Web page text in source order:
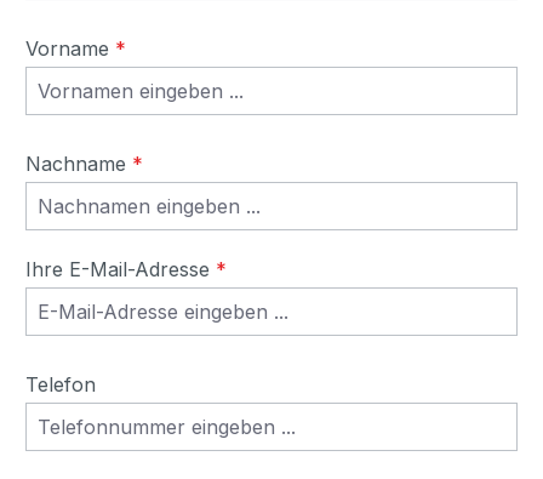
Vorname *
Nachname *
Ihre E-Mail-Adresse *
Telefon